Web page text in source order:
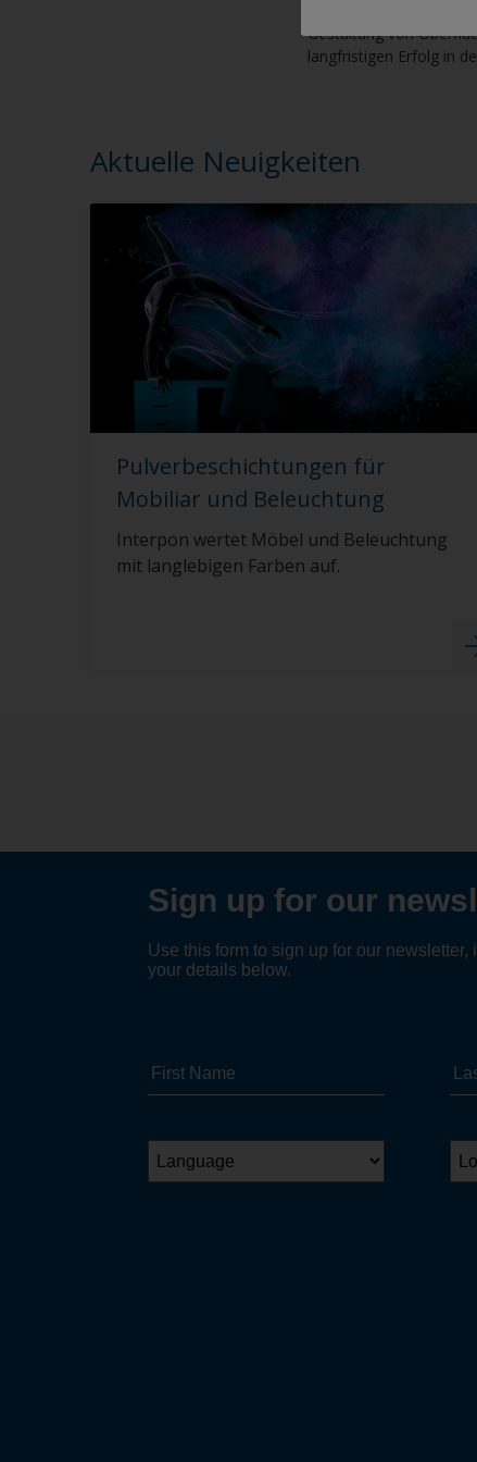
Gestaltung von
langfristigen Erfolg in
Aktuelle Neuigkeiten
Pulverbeschichtungen für
Mobiliar und Beleuchtung
Interpon wertet Möbel und Beleuchtung
mit langlebigen Farben auf.